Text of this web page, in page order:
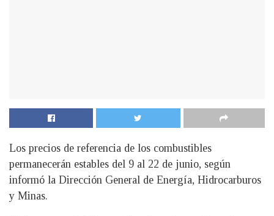
Los precios de referencia de los combustibles
permanecerán estables del 9 al 22 de junio, según
informó la Dirección General de Energía, Hidrocarburos
y Minas.